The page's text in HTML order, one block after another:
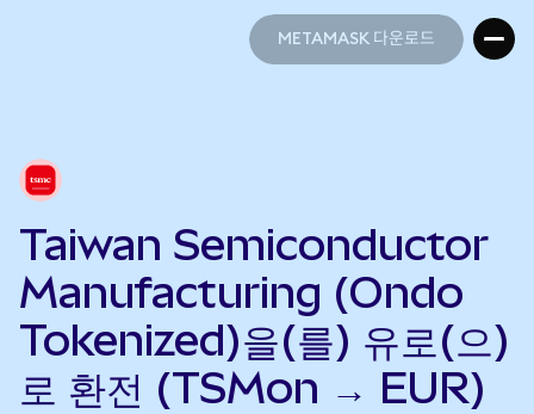
METAMASK 다운로드
Taiwan Semiconductor
Manufacturing (Ondo
Tokenized)을(를) 유로(으)
로 환전 (TSMon → EUR)